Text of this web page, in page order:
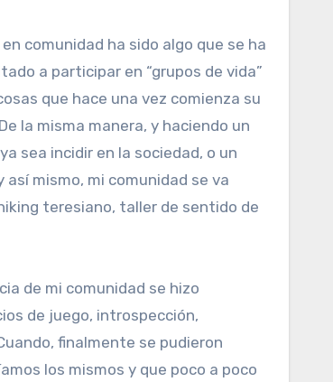
comunidad ha sido algo que se ha
a participar en “grupos de vida”
que hace una vez comienza su
la misma manera, y haciendo un
sea incidir en la sociedad, o un
mismo, mi comunidad se va
teresiano, taller de sentido de
de mi comunidad se hizo
de juego, introspección,
finalmente se pudieron
los mismos y que poco a poco